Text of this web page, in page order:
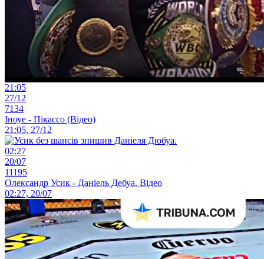
21:05
27/12
7134
Іноуе - Пікассо (Відео)
21:05, 27/12
02:27
20/07
11195
Олександр Усик - Даніель Дебуа. Відео
02:27, 20/07